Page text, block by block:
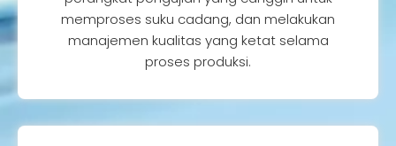
memproses suku cadang, dan melakukan
manajemen kualitas yang ketat selama
proses produksi.